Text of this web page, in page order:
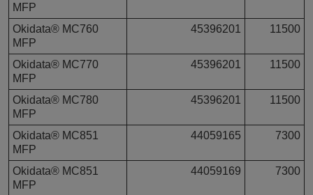
MFP
Okidata® MC760
MFP
45396201 11500
Okidata® MC770
MFP
45396201 11500
Okidata® MC780
MFP
45396201 11500
Okidata® MC851
MFP
44059165 7300
Okidata® MC851
MFP
44059169 7300